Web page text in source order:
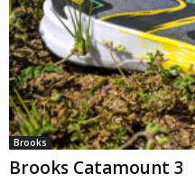
Brooks
Brooks Catamount 3